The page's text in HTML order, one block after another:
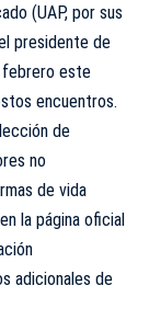
(UAP, por sus
presidente de
febrero este
encuentros.
de
no
de vida
la página oficial
adicionales de